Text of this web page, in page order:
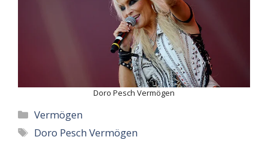
Doro Pesch Vermögen
Categories
Vermögen
Tags
Doro Pesch Vermögen